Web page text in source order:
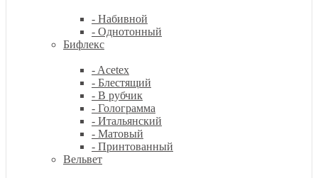
- Набивной
- Однотонный
Бифлекс
- Acetex
- Блестящий
- В рубчик
- Голограмма
- Итальянский
- Матовый
- Принтованный
Вельвет